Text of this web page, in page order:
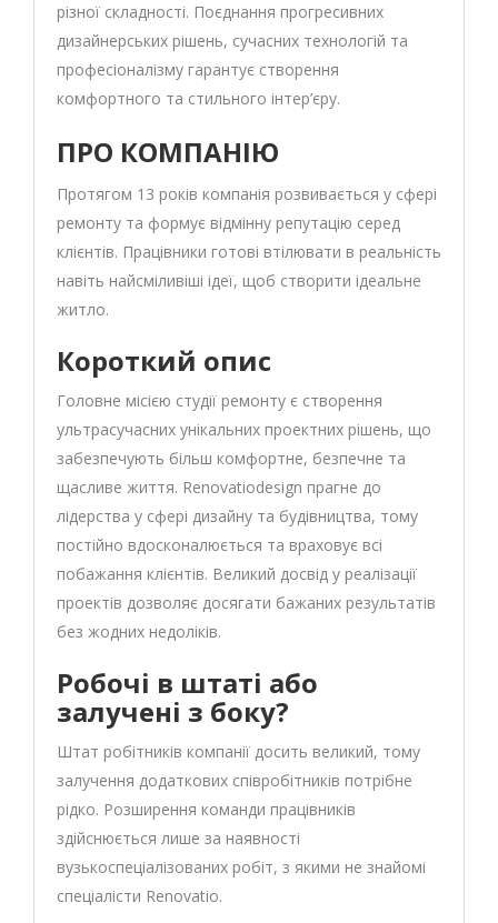
різної складності. Поєднання прогресивних
дизайнерських рішень, сучасних технологій та
професіоналізму гарантує створення
комфортного та стильного інтер’єру.
ПРО КОМПАНІЮ
Протягом 13 років компанія розвивається у сфері
ремонту та формує відмінну репутацію серед
клієнтів. Працівники готові втілювати в реальність
навіть найсміливіші ідеї, щоб створити ідеальне
житло.
Короткий опис
Головне місією студії ремонту є створення
ультрасучасних унікальних проектних рішень, що
забезпечують більш комфортне, безпечне та
щасливе життя. Renovatiodesign прагне до
лідерства у сфері дизайну та будівництва, тому
постійно вдосконалюється та враховує всі
побажання клієнтів. Великий досвід у реалізації
проектів дозволяє досягати бажаних результатів
без жодних недоліків.
Робочі в штаті або
залучені з боку?
Штат робітників компанії досить великий, тому
залучення додаткових співробітників потрібне
рідко. Розширення команди працівників
здійснюється лише за наявності
вузькоспеціалізованих робіт, з якими не знайомі
спеціалісти Renovatio.